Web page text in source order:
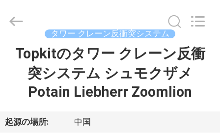
ダ
supplier.
Copyright
タワー クレーン反衝突システム
Topkitのタワー クレーン反衝
突システム シュモクザメ
Potain Liebherr Zoomlion
起源の場所: 中国